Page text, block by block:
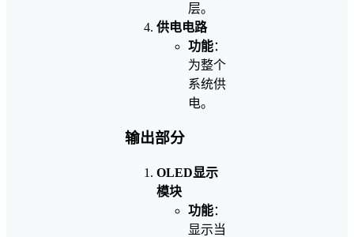
层。
供电电路
功能：
为整个
系统供
电。
输出部分
OLED显示
模块
功能：
显示当